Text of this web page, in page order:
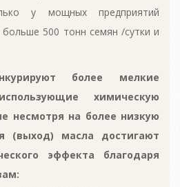
у мощных предприятий
500 тонн семян /сутки и
более мелкие
химическую
несмотря на более низкую
(выход) масла достигают
эффекта благодаря